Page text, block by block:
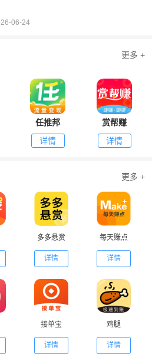
06-24
更多 +
任推邦
详情
赏帮赚
详情
更多 +
多多悬赏
详情
每天赚点
详情
接单宝
详情
鸡腿
详情